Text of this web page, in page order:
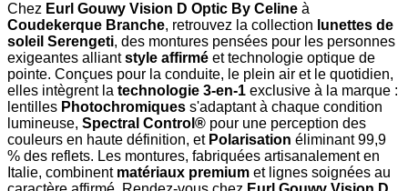
Chez Eurl Gouwy Vision D Optic By Celine à
Coudekerque Branche, retrouvez la collection lunettes de
soleil Serengeti, des montures pensées pour les personnes
exigeantes alliantstyle affirmé et technologie optique de
pointe. Conçues pour la conduite, le plein air et le quotidien,
elles intègrent la technologie 3-en-1 exclusive à la marque :
lentilles Photochromiques s'adaptant à chaque condition
lumineuse, Spectral Control® pour une perception des
couleurs en haute définition, et Polarisation éliminant 99,9
% des reflets. Les montures, fabriquées artisanalement en
Italie, combinent matériaux premium et lignes soignées au